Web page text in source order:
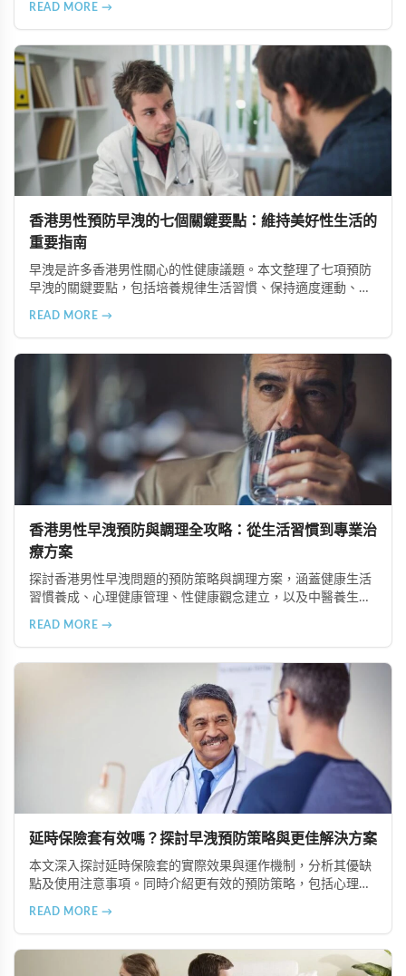
READ MORE →
香港男性預防早洩的七個關鍵要點：維持美好性生活的
重要指南
早洩是許多香港男性關心的性健康議題。本文整理了七項預防
早洩的關鍵要點，包括培養規律生活習慣、保持適度運動、注
READ MORE →
香港男性早洩預防與調理全攻略：從生活習慣到專業治
療方案
探討香港男性早洩問題的預防策略與調理方案，涵蓋健康生活
習慣養成、心理健康管理、性健康觀念建立，以及中醫養生、
READ MORE →
延時保險套有效嗎？探討早洩預防策略與更佳解決方案
本文深入探討延時保險套的實際效果與運作機制，分析其優缺
點及使用注意事項。同時介紹更有效的預防策略，包括心理諮
READ MORE →